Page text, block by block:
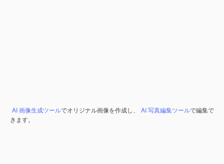
AI 画像生成ツールでオリジナル画像を作成し、 AI 写真編集ツールで編集で
きます。